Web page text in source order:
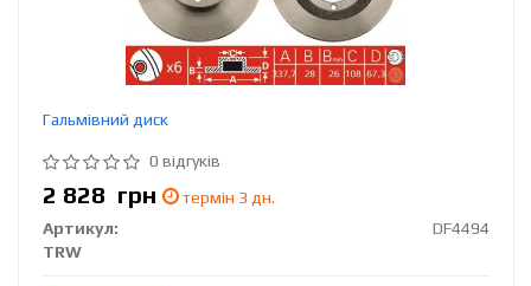
Гальмівний диск
0 відгуків
2 828 грн
термін 3 дн.
Артикул:
DF4494
TRW